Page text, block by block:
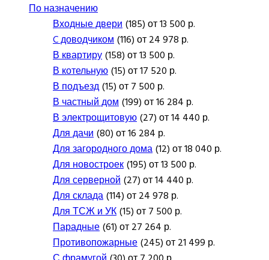
По назначению
Входные двери(185) от 13 500 р.
C доводчиком(116) от 24 978 р.
В квартиру(158) от 13 500 р.
В котельную(15) от 17 520 р.
В подъезд(15) от 7 500 р.
В частный дом(199) от 16 284 р.
В электрощитовую(27) от 14 440 р.
Для дачи(80) от 16 284 р.
Для загородного дома(12) от 18 040 р.
Для новостроек(195) от 13 500 р.
Для серверной(27) от 14 440 р.
Для склада(114) от 24 978 р.
Для ТСЖ и УК(15) от 7 500 р.
Парадные(61) от 27 264 р.
Противопожарные(245) от 21 499 р.